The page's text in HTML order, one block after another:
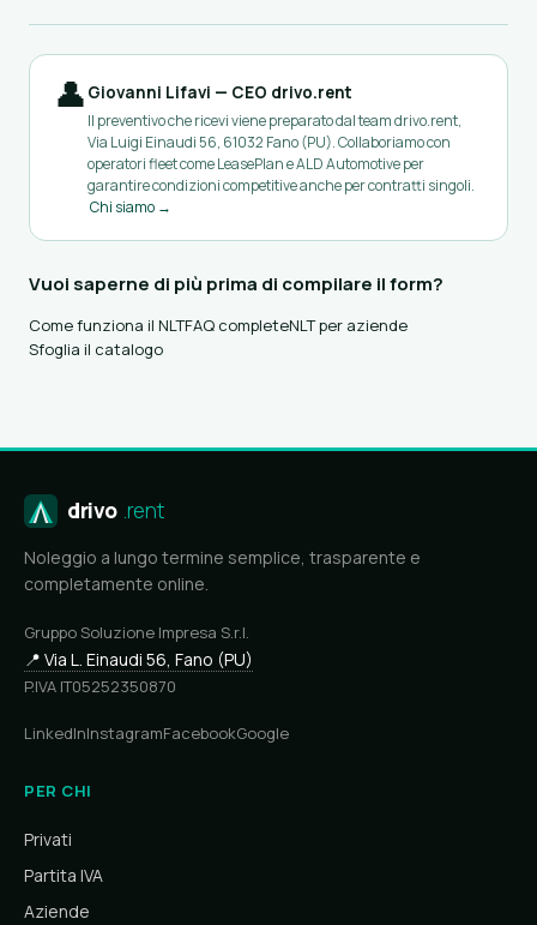
👤 Giovanni Lifavi — CEO drivo.rent
Il preventivo che ricevi viene preparato dal team drivo.rent,
Via Luigi Einaudi 56, 61032 Fano (PU). Collaboriamo con
operatori fleet come LeasePlan e ALD Automotive per
garantire condizioni competitive anche per contratti singoli.
Chi siamo →
Vuoi saperne di più prima di compilare il form?
Come funziona il NLTFAQ completeNLT per aziende
Sfoglia il catalogo
drivo .rent
Noleggio a lungo termine semplice, trasparente e
completamente online.
Gruppo Soluzione Impresa S.r.l.
📍 Via L. Einaudi 56, Fano (PU)
P.IVA IT05252350870
LinkedInInstagramFacebookGoogle
PER CHI
Privati
Partita IVA
Aziende